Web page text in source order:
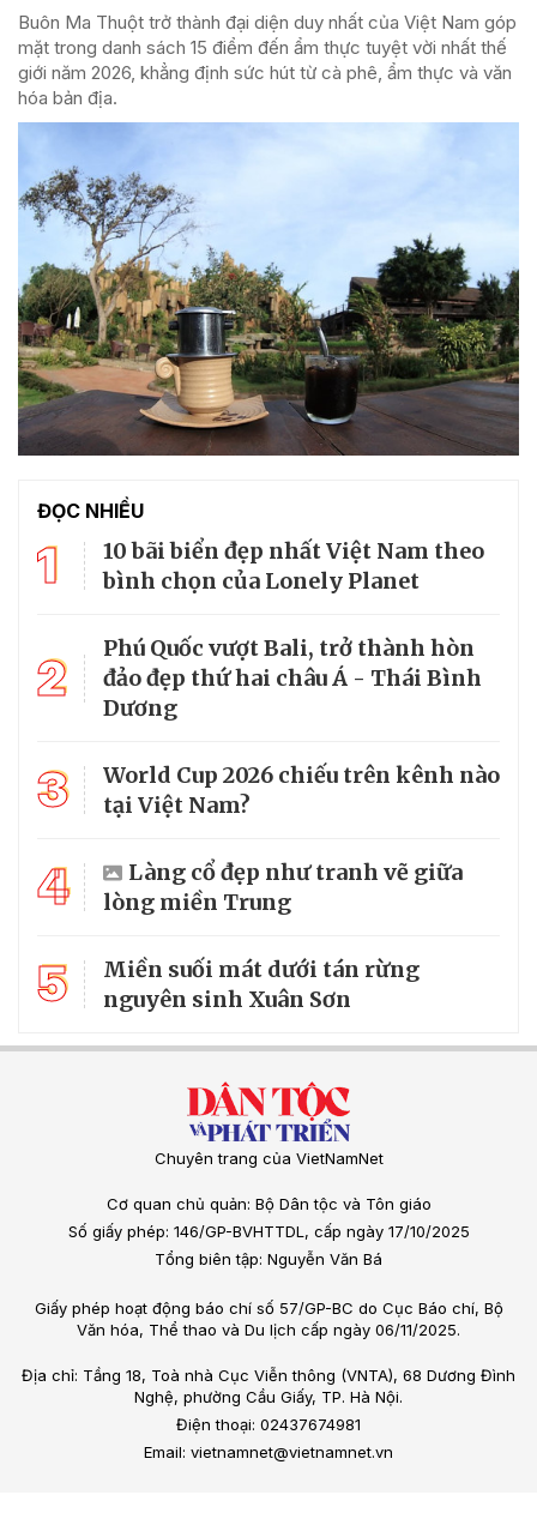
Buôn Ma Thuột trở thành đại diện duy nhất của Việt Nam góp
mặt trong danh sách 15 điểm đến ẩm thực tuyệt vời nhất thế
giới năm 2026, khẳng định sức hút từ cà phê, ẩm thực và văn
hóa bản địa.
ĐỌC NHIỀU
1
10 bãi biển đẹp nhất Việt Nam theo
bình chọn của Lonely Planet
2
Phú Quốc vượt Bali, trở thành hòn
đảo đẹp thứ hai châu Á - Thái Bình
Dương
3
World Cup 2026 chiếu trên kênh nào
tại Việt Nam?
4
Làng cổ đẹp như tranh vẽ giữa
lòng miền Trung
5
Miền suối mát dưới tán rừng
nguyên sinh Xuân Sơn
Chuyên trang của VietNamNet
Cơ quan chủ quản: Bộ Dân tộc và Tôn giáo
Số giấy phép: 146/GP-BVHTTDL, cấp ngày 17/10/2025
Tổng biên tập: Nguyễn Văn Bá
Giấy phép hoạt động báo chí số 57/GP-BC do Cục Báo chí, Bộ
Văn hóa, Thể thao và Du lịch cấp ngày 06/11/2025.
Địa chỉ: Tầng 18, Toà nhà Cục Viễn thông (VNTA), 68 Dương Đình
Nghệ, phường Cầu Giấy, TP. Hà Nội.
Điện thoại: 02437674981
Email: vietnamnet@vietnamnet.vn